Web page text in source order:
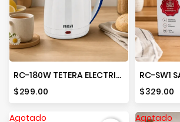
Más
RC-180W TETERA ELECTRICA
Precio
$299.00
Precio
$329.00
Agotado Agotado